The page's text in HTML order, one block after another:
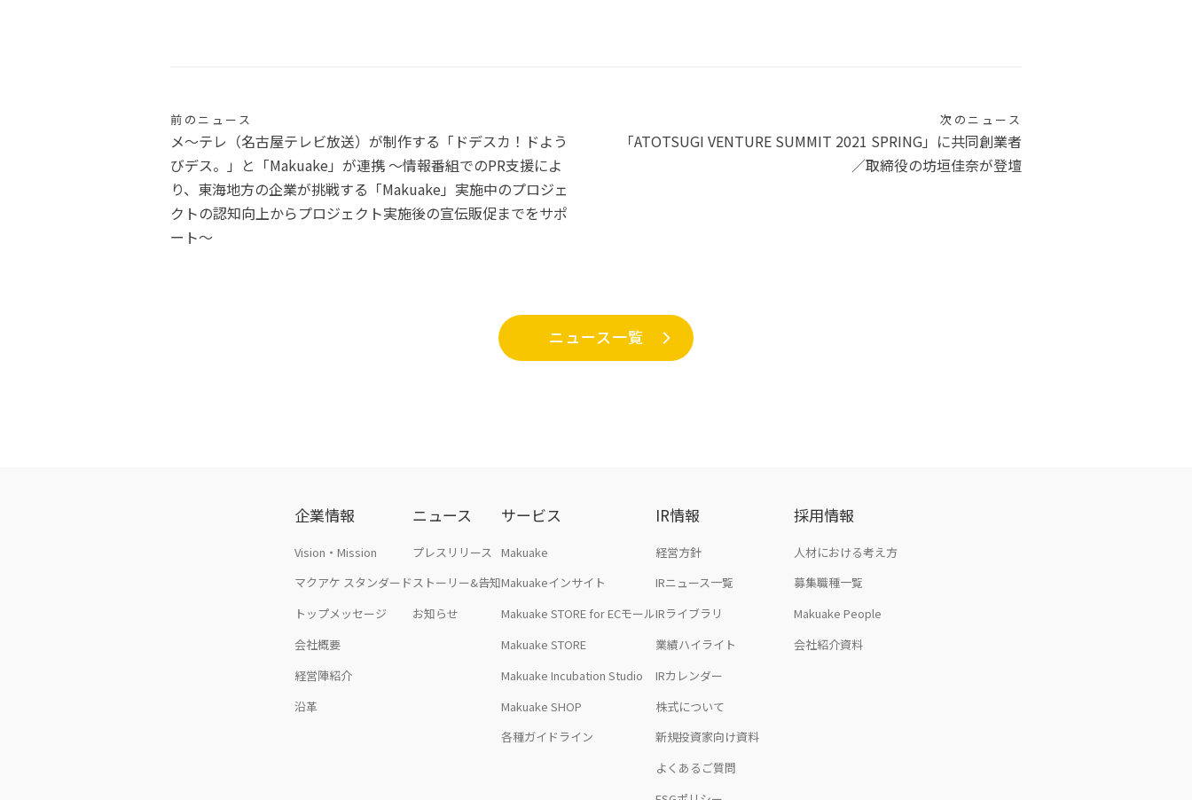
投
稿
ナ
前のニュース
メ～テレ（名古屋テレビ放送）が制作する「ドデスカ！ドよう
びデス。」と「Makuake」が連携 〜情報番組でのPR支援によ
り、東海地方の企業が挑戦する「Makuake」実施中のプロジェ
クトの認知向上からプロジェクト実施後の宣伝販促までをサポ
ート〜
次のニュース
「ATOTSUGI VENTURE SUMMIT 2021 SPRING」に共同創業者
／取締役の坊垣佳奈が登壇
ニュース一覧
企業情報
Vision・Mission
マクアケ スタンダード
トップメッセージ
会社概要
経営陣紹介
沿革
ニュース
プレスリリース
ストーリー&告知
お知らせ
サービス
Makuake
Makuakeインサイト
Makuake STORE for ECモール
Makuake STORE
Makuake Incubation Studio
Makuake SHOP
各種ガイドライン
IR情報
経営方針
IRニュース一覧
IRライブラリ
業績ハイライト
IRカレンダー
株式について
新規投資家向け資料
よくあるご質問
採用情報
人材における考え方
募集職種一覧
Makuake People
会社紹介資料